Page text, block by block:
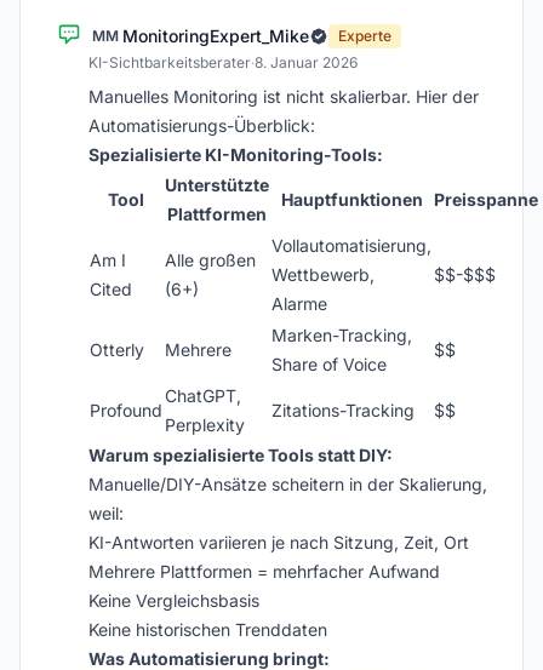
MM MonitoringExpert_Mike
Experte
KI-Sichtbarkeitsberater·8. Januar 2026
Manuelles Monitoring ist nicht skalierbar. Hier der
Automatisierungs-Überblick:
Spezialisierte KI-Monitoring-Tools:
Tool
Unterstützte
Plattformen
Hauptfunktionen Preisspanne
Am I
Cited
Alle großen
(6+)
Vollautomatisierung,
Wettbewerb,
Alarme
$$-$$$
Otterly Mehrere
Marken-Tracking,
Share of Voice
$$
Profound
ChatGPT,
Perplexity
Zitations-Tracking $$
Warum spezialisierte Tools statt DIY:
Manuelle/DIY-Ansätze scheitern in der Skalierung,
weil:
KI-Antworten variieren je nach Sitzung, Zeit, Ort
Mehrere Plattformen = mehrfacher Aufwand
Keine Vergleichsbasis
Keine historischen Trenddaten
Was Automatisierung bringt: